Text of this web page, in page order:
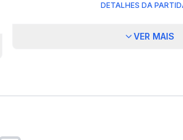
DETALHES DA
VER MAIS